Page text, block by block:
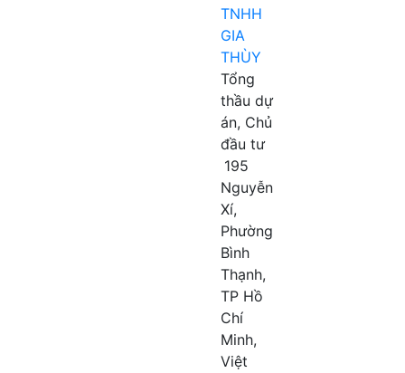
TNHH
GIA
THÙY
Tổng
thầu dự
án, Chủ
đầu tư
195
Nguyễn
Xí,
Phường
Bình
Thạnh,
TP Hồ
Chí
Minh,
Việt